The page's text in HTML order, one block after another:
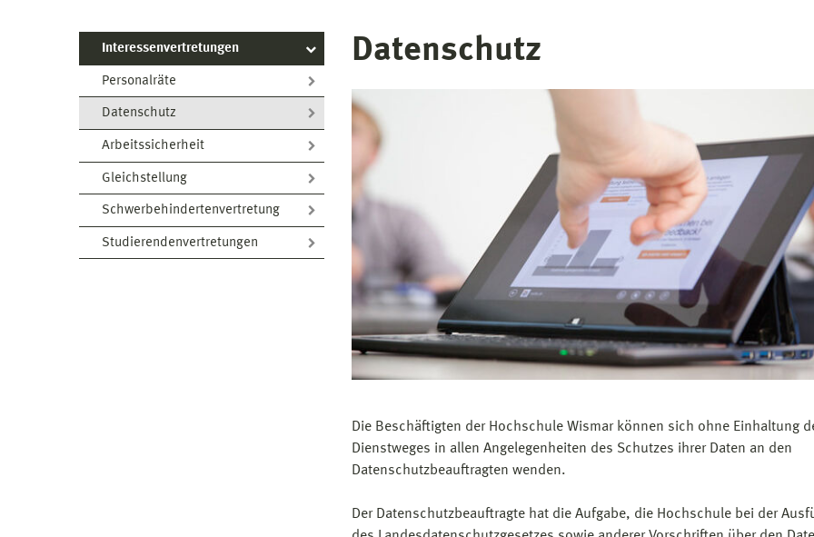
Interessenvertretungen
Personalräte
Datenschutz
Arbeitssicherheit
Gleichstellung
Schwerbehindertenvertretung
Studierendenvertretungen
Datenschutz
Die Beschäftigten der Hochschule Wismar können sich ohne Einhaltung
Dienstweges in allen Angelegenheiten des Schutzes ihrer Daten an den
Datenschutzbeauftragten wenden.
Der Datenschutzbeauftragte hat die Aufgabe, die Hochschule bei der